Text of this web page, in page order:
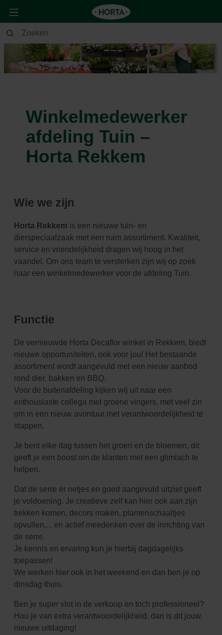
Winkelmedewerker
afdeling Tuin –
Horta Rekkem
Wie we zijn
Horta Rekkem is een nieuwe tuin- en
dierspeciaalzaak met een ruim assortiment. Kwaliteit,
service en vriendelijkheid dragen wij hoog in het
vaandel. Om ons team te versterken zijn wij op zoek
naar een winkelmedewerker voor de afdeling Tuin.
Functie
De vernieuwde Horta Decaflor winkel in Rekkem, biedt
nieuwe opportuniteiten, ook voor jou! Het bestaande
assortiment wordt aangevuld met een nieuw aanbod
rond dier, bakken en BBQ.
Voor de buitenafdeling kijken wij uit naar een
enthousiaste collega met groene vingers, met veel zin
om in een nieuw avontuur met verantwoordelijkheid te
stappen.
Je bent elke dag tussen het groen en de bloemen, dit
geeft je een boost om de klanten met een glimlach te
helpen.
Dat de serre er netjes en goed aangevuld uitziet geeft
je voldoening. Je creatieve zelf kan hier ook aan zijn
trekken komen, decors maken, plantenschaaltjes
opvullen,... en actief meedenken over de inrichting van
de serre.
Je kennis en ervaring kun je hierbij dagdagelijks
toepassen!
We werken hier ook in het weekend en dan ben je op
dinsdag thuis.
Ben je super vlot in de verkoop en toch professioneel?
Hou je van extra verantwoordelijkheid, dan is dit jouw
nieuwe uitdaging!